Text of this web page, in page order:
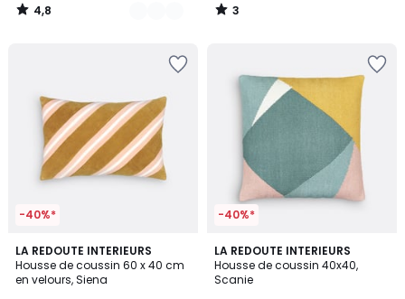
4,8
/
3
/
-40%*
LA REDOUTE INTERIEURS
Housse de coussin 60 x 40 cm
en velours, Siena
5
/
5
-40%*
LA REDOUTE INTERIEURS
Housse de coussin 40x40,
Scanie
3,6
/ 5